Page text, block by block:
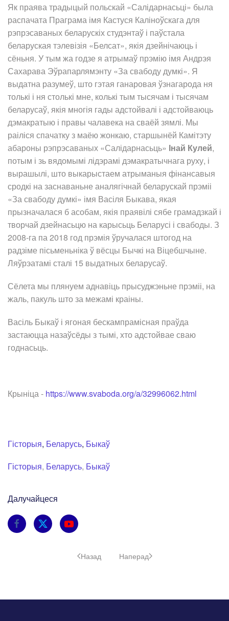
Гісторыя, Беларусь, Быкаў
Гісторыя, Беларусь, Быкаў
Далучайцеся
Як праява традыцый польскай «Салідарнасьці» была
распачата Праграма імя Кастуся Каліноўскага для
рэпрэсаваных беларускіх студэнтаў і паўстала
беларуская тэлевізія «Белсат», якія дзейнічаюць і
сёньня. У тым жа годзе я атрымаў прэмію імя Андрэя
Сахарава Эўрапарлямэнту «За свабоду думкі». Я
выдатна разумеў, што гэтая ганаровая ўзнагарода ня
толькі і ня столькі мне, колькі тым тысячам і тысячам
беларусаў, якія многія гады адстойвалі і адстойваюць
дэмакратыю і правы чалавека на сваёй зямлі. Мы
раіліся спачатку з маёю жонкаю, старшынёй Камітэту
абароны рэпрэсаваных «Салідарнасьць» Інай Кулей,
потым і зь вядомымі лідэрамі дэмакратычнага руху, і
вырашылі, што выкарыстаем атрыманыя фінансавыя
сродкі на заснаваньне аналягічнай беларускай прэміі
«За свабоду думкі» імя Васіля Быкава, якая
прызначалася б асобам, якія праявілі сябе грамадзкай і
творчай дзейнасьцю на карысьць Беларусі і свабоды. З
2008-га па 2018 год прэмія ўручалася штогод на
радзіме пісьменьніка ў вёсцы Бычкі на Віцебшчыне.
Ляўрэатамі сталі 15 выдатных беларусаў.
Сёлета мы плянуем аднавіць прысуджэньне прэміі, на
жаль, пакуль што за межамі краіны.
Васіль Быкаў і ягоная бескампрамісная праўда
застаюцца назаўсёды з тымі, хто адстойвае сваю
годнасьць.
Крыніца - https://www.svaboda.org/a/32996062.html
Назад Наперад